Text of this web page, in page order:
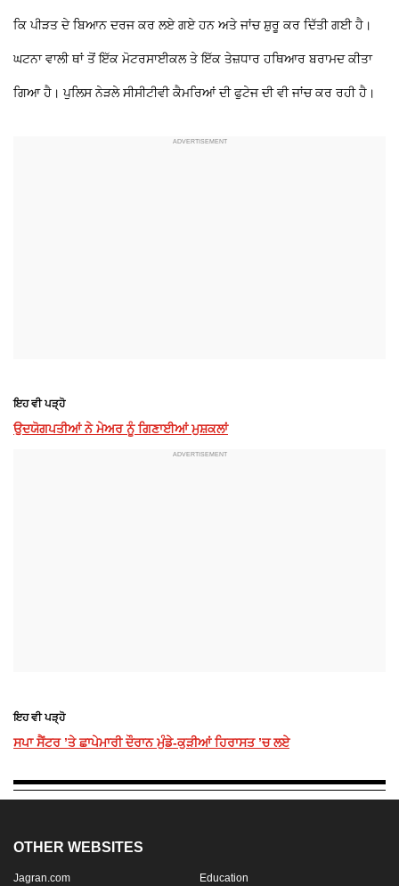
ਕਿ ਪੀੜਤ ਦੇ ਬਿਆਨ ਦਰਜ ਕਰ ਲਏ ਗਏ ਹਨ ਅਤੇ ਜਾਂਚ ਸ਼ੁਰੂ ਕਰ ਦਿੱਤੀ ਗਈ ਹੈ।
ਘਟਨਾ ਵਾਲੀ ਥਾਂ ਤੋਂ ਇੱਕ ਮੋਟਰਸਾਈਕਲ ਤੇ ਇੱਕ ਤੇਜ਼ਧਾਰ ਹਥਿਆਰ ਬਰਾਮਦ ਕੀਤਾ
ਗਿਆ ਹੈ। ਪੁਲਿਸ ਨੇੜਲੇ ਸੀਸੀਟੀਵੀ ਕੈਮਰਿਆਂ ਦੀ ਫੁਟੇਜ ਦੀ ਵੀ ਜਾਂਚ ਕਰ ਰਹੀ ਹੈ।
ਇਹ ਵੀ ਪੜ੍ਹੋ
ਉਦਯੋਗਪਤੀਆਂ ਨੇ ਮੇਅਰ ਨੂੰ ਗਿਣਾਈਆਂ ਮੁਸ਼ਕਲਾਂ
ਇਹ ਵੀ ਪੜ੍ਹੋ
ਸਪਾ ਸੈਂਟਰ ’ਤੇ ਛਾਪੇਮਾਰੀ ਦੌਰਾਨ ਮੁੰਡੇ-ਕੁੜੀਆਂ ਹਿਰਾਸਤ ’ਚ ਲਏ
OTHER WEBSITES
Jagran.com Education